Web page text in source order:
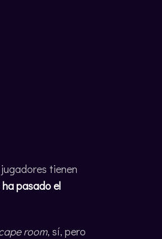
tienen
ha pasado el
room, sí, pero